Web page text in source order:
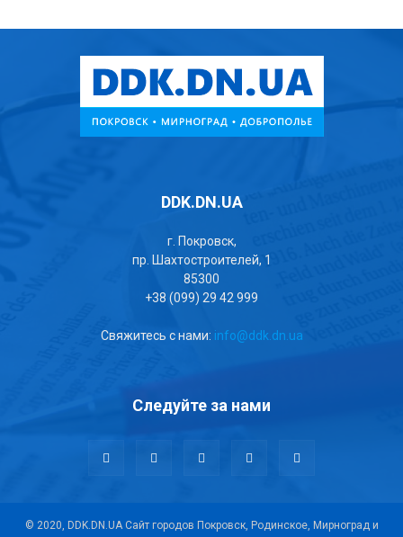
DDK.DN.UA
г. Покровск,
пр. Шахтостроителей, 1
85300
+38 (099) 29 42 999
Свяжитесь с нами: info@ddk.dn.ua
Следуйте за нами
© 2020, DDK.DN.UA Сайт городов Покровск, Родинское, Мирноград и